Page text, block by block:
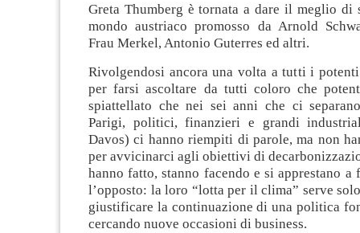
Greta Thumberg è tornata a dare il meglio di
mondo austriaco promosso da Arnold
Frau Merkel, Antonio Guterres ed altri.
Rivolgendosi ancora una volta a tutti i
per farsi ascoltare da tutti coloro che
spiattellato che nei sei anni che ci
Parigi, politici, finanzieri e grandi
Davos) ci hanno riempiti di parole, ma non
per avvicinarci agli obiettivi di
hanno fatto, stanno facendo e si apprestano a
l’opposto: la loro “lotta per il clima” serve
giustificare la continuazione di una politica
cercando nuove occasioni di business.